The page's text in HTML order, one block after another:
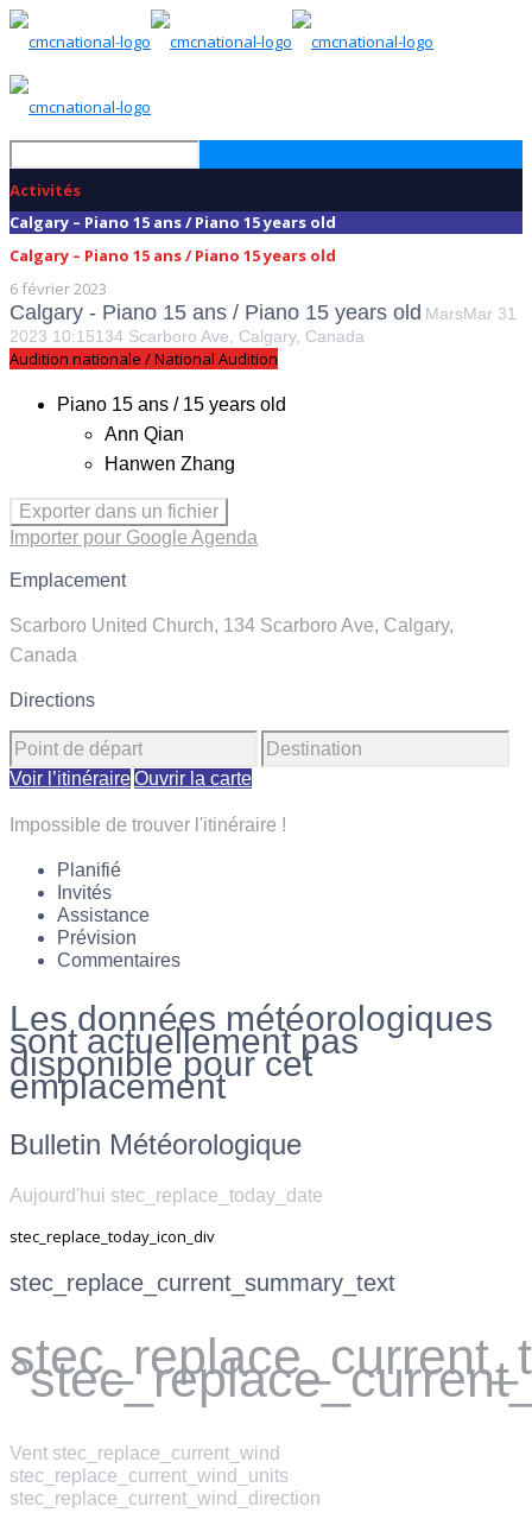
Activités
Calgary – Piano 15 ans / Piano 15 years old
Calgary – Piano 15 ans / Piano 15 years old
6 février 2023
Calgary - Piano 15 ans / Piano 15 years old MarsMar 31
2023 10:15134 Scarboro Ave, Calgary, Canada
Audition nationale / National Audition
Piano 15 ans / 15 years old
Ann Qian
Hanwen Zhang
Exporter dans un fichier
Importer pour Google Agenda
Emplacement
Scarboro United Church, 134 Scarboro Ave, Calgary,
Canada
Directions
Voir l’itinéraireOuvrir la carte
Impossible de trouver l'itinéraire !
Planifié
Invités
Assistance
Prévision
Commentaires
Les données météorologiques
sont actuellement pas
disponible pour cet
emplacement
Bulletin Météorologique
Aujourd'hui stec_replace_today_date
stec_replace_today_icon_div
stec_replace_current_summary_text
Vent stec_replace_current_wind
stec_replace_current_wind_units
stec_replace_current_wind_direction